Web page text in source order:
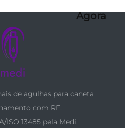
Agora
de agulhas para caneta
com RF,
ISO 13485 pela Medi.